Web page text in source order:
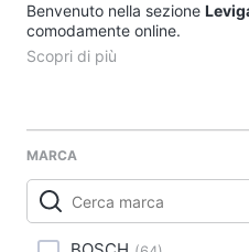
Telefonia
Smart home
Videogiochi
Audio e musica
Benvenuto nella sezione
comodamente online.
MARCA